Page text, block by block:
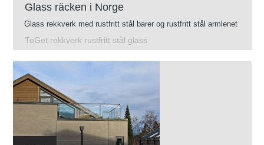
Glass räcken i Norge
Glass rekkverk med rustfritt stål barer og rustfritt stål armlenet
ToGet rekkverk rustfritt stål glass